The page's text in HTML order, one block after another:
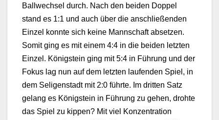
Ballwechsel durch. Nach den beiden Doppel
stand es 1:1 und auch über die anschließenden
Einzel konnte sich keine Mannschaft absetzen.
Somit ging es mit einem 4:4 in die beiden letzten
Einzel. Königstein ging mit 5:4 in Führung und der
Fokus lag nun auf dem letzten laufenden Spiel, in
dem Seligenstadt mit 2:0 führte. Im dritten Satz
gelang es Königstein in Führung zu gehen, drohte
das Spiel zu kippen? Mit viel Konzentration